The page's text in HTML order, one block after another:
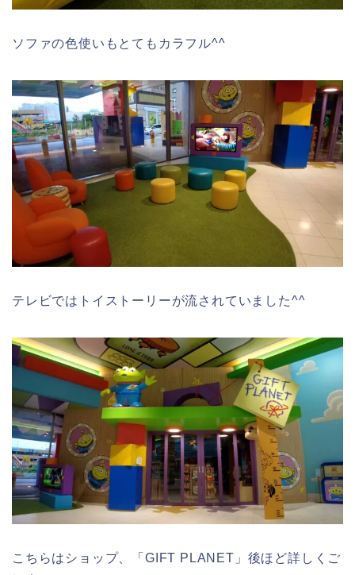
ソファの色使いもとてもカラフル^^
テレビではトイストーリーが流されていました^^
こちらはショップ、「GIFT PLANET」後ほど詳しくご